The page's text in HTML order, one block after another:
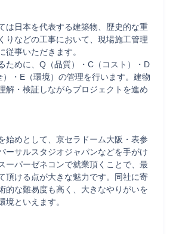
は日本を代表する建築物、歴史的な重
りなどの工事において、現場施工管理
従事いただきます。
ために、Q（品質）・C（コスト）・D
）・E（環境）の管理を行います。建物
解・検証しながらプロジェクトを進め
始めとして、京セラドーム大阪・表参
ーサルスタジオジャパンなどを手がけ
ーパーゼネコンで就業頂くことで、最
頂ける点が大きな魅力です。同社に寄
的な難易度も高く、大きなやりがいを
境といえます。